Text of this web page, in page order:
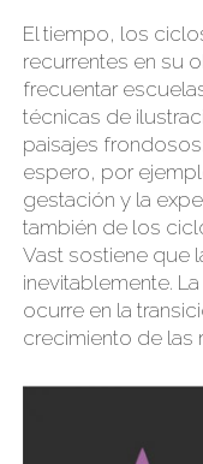
El tiempo, los
recurrentes en su
frecuentar
técnicas de
paisajes
espero, por
gestación y la
también de los
Vast sostiene que
inevitablemente.
ocurre en la
crecimiento de las